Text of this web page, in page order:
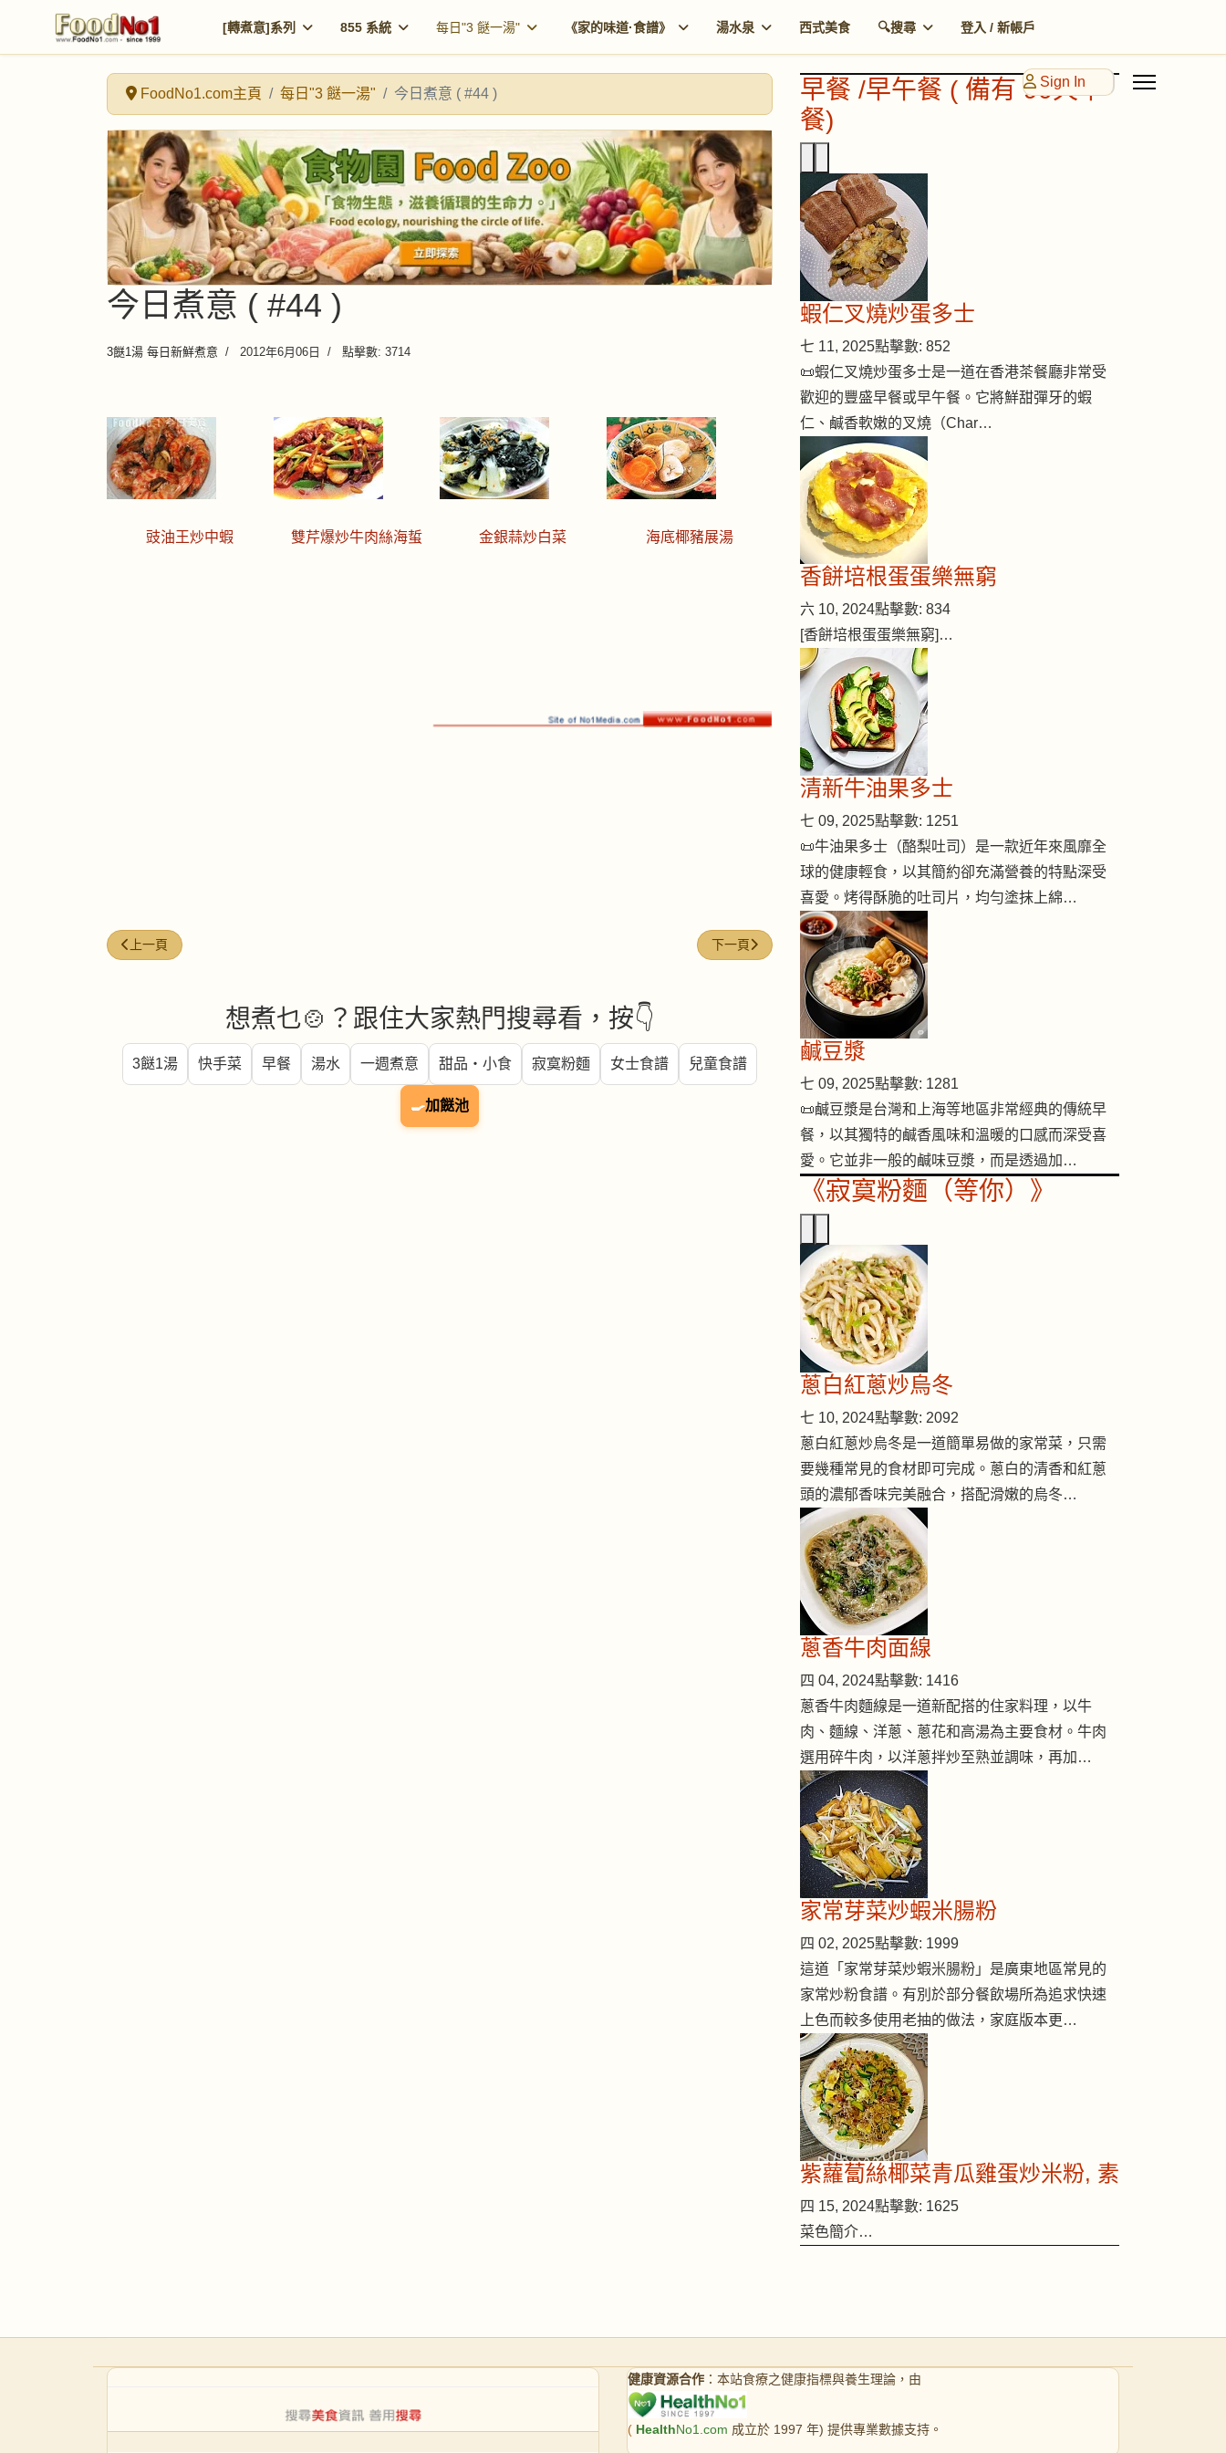
[轉煮意]系列 855 系統 每日"3 餸一湯" 《家的味道·食譜》 湯水泉 西式美食 🔍搜尋 登入 / 新帳戶
Sign In
FoodNo1.com主頁 每日"3 餸一湯" 今日煮意 ( #44 )
今日煮意 ( #44 )
3餸1湯 每日新鮮煮意 2012年6月06日 點擊數: 3714
豉油王炒中蝦 雙芹爆炒牛肉絲海蜇 金銀蒜炒白菜 海底椰豬展湯
上一篇文章: 今日煮意 ( #45 )
上一頁 下一篇文章: 今日煮意 ( #43 )
下一頁
想煮乜🍲？跟住大家熱門搜尋看，按👇
3餸1湯 快手菜 早餐 湯水 一週煮意 甜品・小食 寂寞粉麵 女士食譜 兒童食譜
🍳加餸池
早餐 /早午餐 ( 備有 90天早
餐)
蝦仁叉燒炒蛋多士
七 11, 2025點擊數: 852
📜蝦仁叉燒炒蛋多士是一道在香港茶餐廳非常受
歡迎的豐盛早餐或早午餐。它將鮮甜彈牙的蝦
仁、鹹香軟嫩的叉燒（Char…
香餅培根蛋蛋樂無窮
六 10, 2024點擊數: 834
[香餅培根蛋蛋樂無窮]…
清新牛油果多士
七 09, 2025點擊數: 1251
📜牛油果多士（酪梨吐司）是一款近年來風靡全
球的健康輕食，以其簡約卻充滿營養的特點深受
喜愛。烤得酥脆的吐司片，均勻塗抹上綿…
鹹豆漿
七 09, 2025點擊數: 1281
📜鹹豆漿是台灣和上海等地區非常經典的傳統早
餐，以其獨特的鹹香風味和溫暖的口感而深受喜
愛。它並非一般的鹹味豆漿，而是透過加…
《寂寞粉麵（等你）》
蔥白紅蔥炒烏冬
七 10, 2024點擊數: 2092
蔥白紅蔥炒烏冬是一道簡單易做的家常菜，只需
要幾種常見的食材即可完成。蔥白的清香和紅蔥
頭的濃郁香味完美融合，搭配滑嫩的烏冬…
蔥香牛肉面線
四 04, 2024點擊數: 1416
蔥香牛肉麵線是一道新配搭的住家料理，以牛
肉、麵線、洋蔥、蔥花和高湯為主要食材。牛肉
選用碎牛肉，以洋蔥拌炒至熟並調味，再加…
家常芽菜炒蝦米腸粉
四 02, 2025點擊數: 1999
這道「家常芽菜炒蝦米腸粉」是廣東地區常見的
家常炒粉食譜。有別於部分餐飲場所為追求快速
上色而較多使用老抽的做法，家庭版本更…
紫蘿蔔絲椰菜青瓜雞蛋炒米粉, 素
四 15, 2024點擊數: 1625
菜色簡介…
健康資源合作 ：本站食療之健康指標與養生理論，由
( HealthNo1.com 成立於 1997 年) 提供專業數據支持。